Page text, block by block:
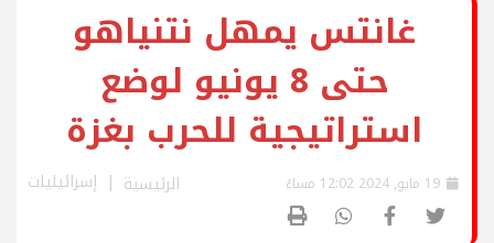
غانتس يمهل نتنياهو
حتى 8 يونيو لوضع
استراتيجية للحرب بغزة
الرئيسية إسرائيليات